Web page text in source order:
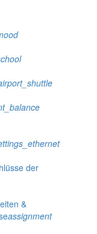
der
&
assignment